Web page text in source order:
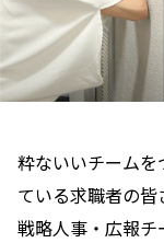
粋ないいチーム
ている求職者の皆
戦略人事・広報チ